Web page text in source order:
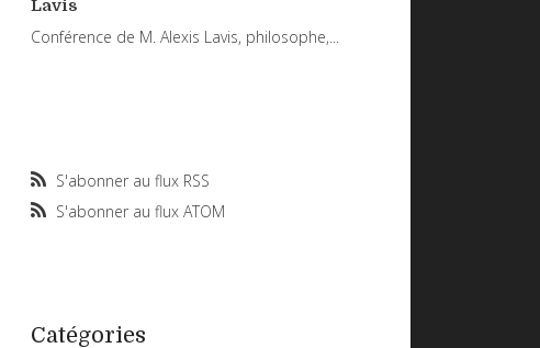
Lavis
Conférence de M. Alexis Lavis, philosophe,...
S'abonner au flux RSS
S'abonner au flux ATOM
Catégories